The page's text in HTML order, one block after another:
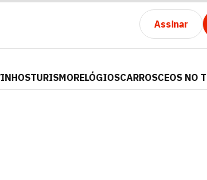
Assinar
TURISMORELÓGIOSCARROSCEOS NO